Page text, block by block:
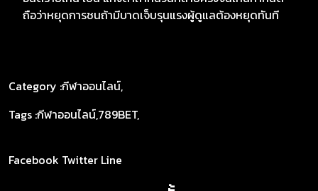
ถือว่าหยุดการชนถ้ามีบาดเจ็บรุนแรงผู้ดูแลต้องหยุดทันที
Category :กีฬาออนไลน์,
Tags :กีฬาออนไลน์,789BET,
Facebook Twitter Line